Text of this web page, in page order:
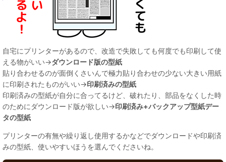
自宅にプリンターがあるので、改造で失敗しても何度でも印刷して使
える物がいい→ダウンロード版の型紙
貼り合わせるのが面倒くさいんで極力貼り合わせの少ない大きい用紙
に印刷されたものがいい→印刷済みの型紙
印刷済みの型紙が自分に合ってるけど、破れたり、部品をなくした時
のためにダウンロード版が欲しい→印刷済み+バックアップ型紙デー
タの型紙
プリンターの有無や繰り返し使用するかなどでダウンロードや印刷済
みの型紙、使いやすいほうを選んでくださいね。